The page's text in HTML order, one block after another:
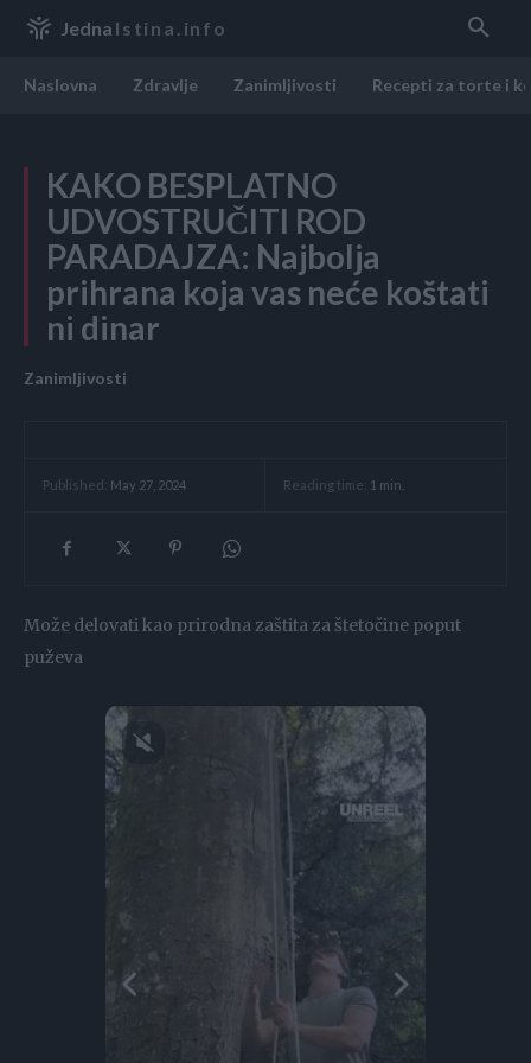
Jedna Istina.info
Naslovna Zdravlje Zanimljivosti Recepti za torte i
KAKO BESPLATNO
UDVOSTRUČITI ROD
PARADAJZA: Najbolja
prihrana koja vas neće koštati
ni dinar
Zanimljivosti
Published: May 27, 2024 Reading time: 1 min.
Može delovati kao prirodna zaštita za štetočine poput
puževa